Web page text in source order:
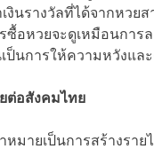
งินรางวัลที่ได้จากหวย
ซื้อหวยจะดูเหมือนการ
ป็นการให้ความหวังแล
ต่อสังคมไทย
หมายเป็นการสร้างรา